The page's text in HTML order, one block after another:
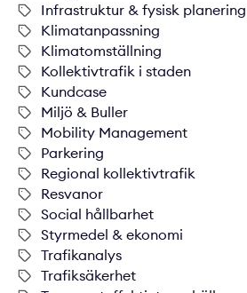
Infrastruktur & fysisk planering
Klimatanpassning
Klimatomställning
Kollektivtrafik i staden
Kundcase
Miljö & Buller
Mobility Management
Parkering
Regional kollektivtrafik
Resvanor
Social hållbarhet
Styrmedel & ekonomi
Trafikanalys
Trafiksäkerhet